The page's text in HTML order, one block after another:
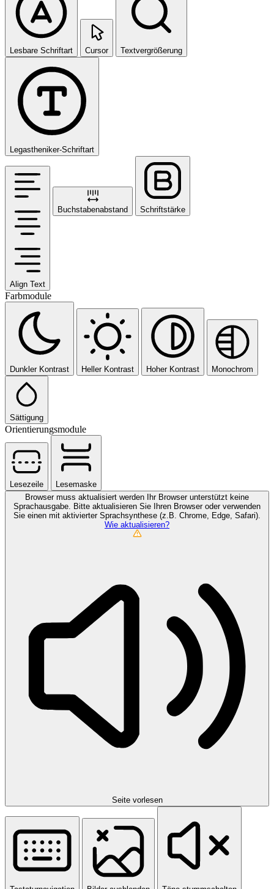
Lesbare Schriftart Cursor Textvergrößerung
Legastheniker-Schriftart
Align Text
Buchstabenabstand Schriftstärke
Farbmodule
Dunkler Kontrast Heller Kontrast Hoher Kontrast Monochrom
Sättigung
Orientierungsmodule
Lesezeile
Lesemaske
Browser muss aktualisiert werden Ihr Browser unterstützt keine
Sprachausgabe. Bitte aktualisieren Sie Ihren Browser oder verwenden
Sie einen mit aktivierter Sprachsynthese (z.B. Chrome, Edge, Safari).
Wie aktualisieren?
Seite vorlesen